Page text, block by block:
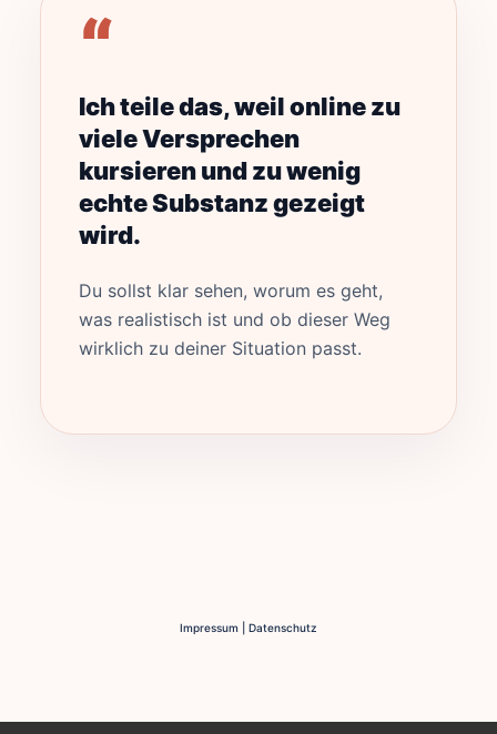
“
Ich teile das, weil online zu
viele Versprechen
kursieren und zu wenig
echte Substanz gezeigt
wird.
Du sollst klar sehen, worum es geht,
was realistisch ist und ob dieser Weg
wirklich zu deiner Situation passt.
Impressum Datenschutz